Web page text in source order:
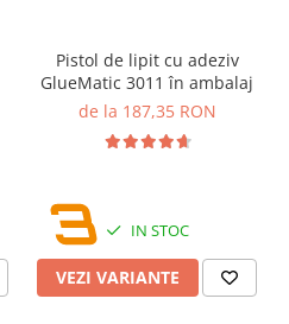
Pistol de lipit cu adeziv
GlueMatic 3011 în ambalaj
de la 187,35 RON
IN STOC
VEZI VARIANTE